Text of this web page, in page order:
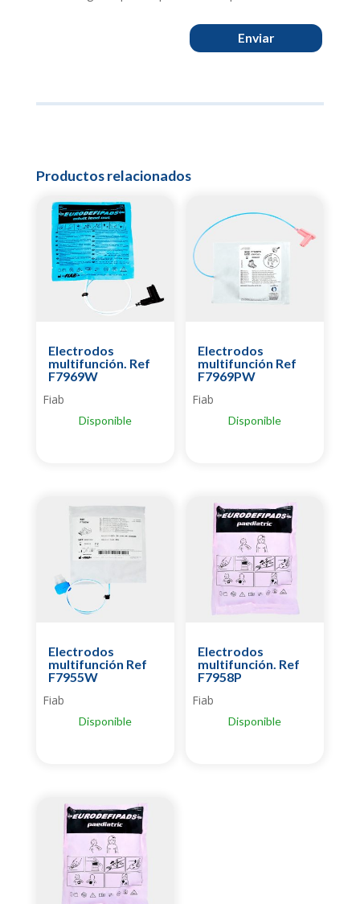
Enviar
Productos relacionados
Electrodos
multifunción. Ref
F7969W
Fiab
Disponible
Electrodos
multifunción Ref
F7969PW
Fiab
Disponible
Electrodos
multifunción Ref
F7955W
Fiab
Disponible
Electrodos
multifunción. Ref
F7958P
Fiab
Disponible